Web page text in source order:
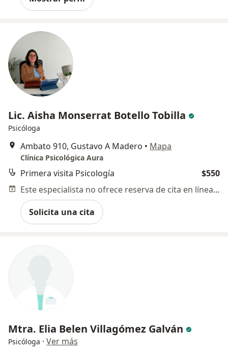
Lic. Aisha Monserrat Botello Tobilla
Psicóloga
Ambato 910, Gustavo A Madero • Mapa
Clínica Psicológica Aura
Primera visita Psicología
$550
Este especialista no ofrece reserva de cita en línea en esta dirección.
Solicita una cita
Mtra. Elia Belen Villagómez Galván
Psicóloga · Ver más